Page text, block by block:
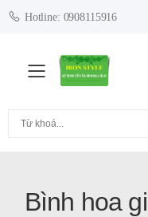
Hotline: 0908115916
Toggle
Bình hoa